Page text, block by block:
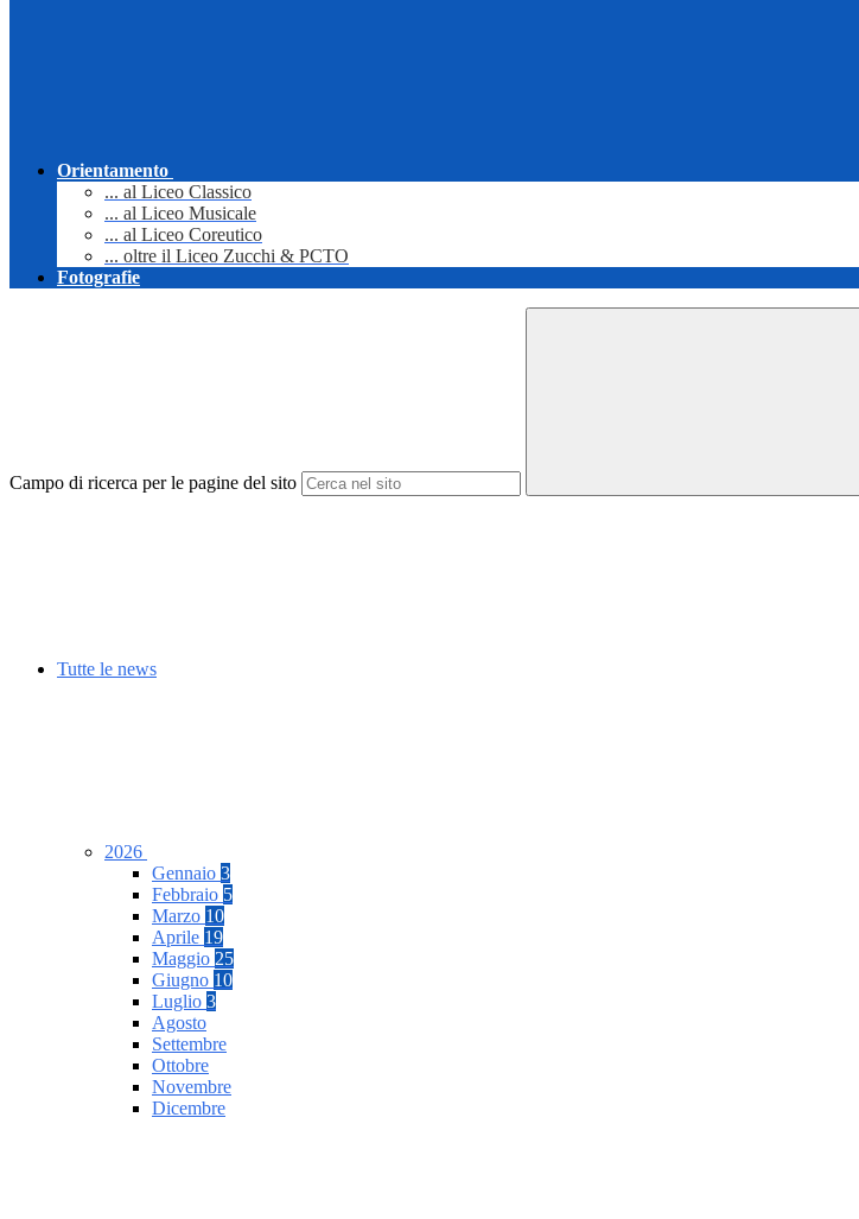
Orientamento
... al Liceo Classico
... al Liceo Musicale
... al Liceo Coreutico
... oltre il Liceo Zucchi & PCTO
Fotografie
Campo di ricerca per le pagine del sito
Tutte le news
2026
Gennaio 3
Febbraio 5
Marzo 10
Aprile 19
Maggio 25
Giugno 10
Luglio 3
Agosto
Settembre
Ottobre
Novembre
Dicembre